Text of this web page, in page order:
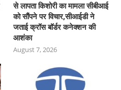
से लापता किशोरी का मामला सीबीआई
को सौंपने पर विचार,सीआईडी ने
जताई क्रॉस बॉर्डर कनेक्शन की
आशंका
August 7, 2026